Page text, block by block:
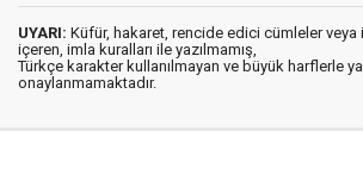
UYARI: Küfür, hakaret, rencide edici cümleler veya
içeren, imla kuralları ile yazılmamış,
Türkçe karakter kullanılmayan ve büyük harflerle
onaylanmamaktadır.